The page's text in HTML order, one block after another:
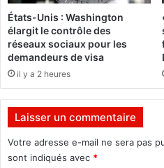
r
t
e
l
v
i
u
r
c
a
m
États-Unis : Washington
élargit le contrôle des
réseaux sociaux pour les
demandeurs de visa
il y a 2 heures
Laisser un commentaire
Votre adresse e-mail ne sera pas
sont indiqués avec *